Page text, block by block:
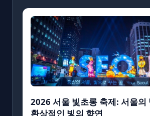
2026 서울 빛초롱 축제: 서울의
환상적인 빛의 향연